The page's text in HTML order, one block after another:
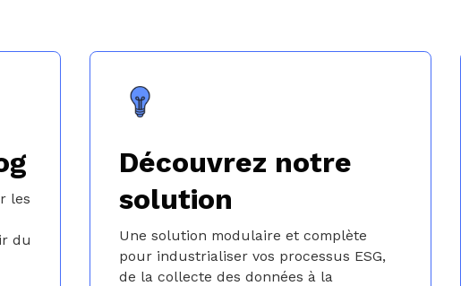
les
du
Découvrez notre
solution
Une solution modulaire et complète
pour industrialiser vos processus ESG,
de la collecte des données à la